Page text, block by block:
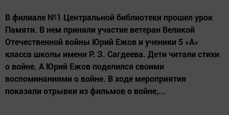
В филиале №1 Центральной библиотеки прошел урок
Памяти. В нем приняли участие ветеран Великой
Отечественной войны Юрий Ежов и ученики 5 «А»
класса школы имени Р. З. Сагдеева. Дети читали стихи
о войне. А Юрий Ежов поделился своими
воспоминаниями о войне. В ходе мероприятия
показали отрывки из фильмов о войне,...